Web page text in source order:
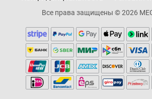
Все права защищены © 2026